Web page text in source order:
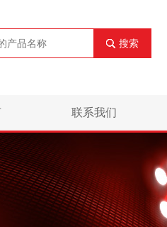
搜索
联系我们